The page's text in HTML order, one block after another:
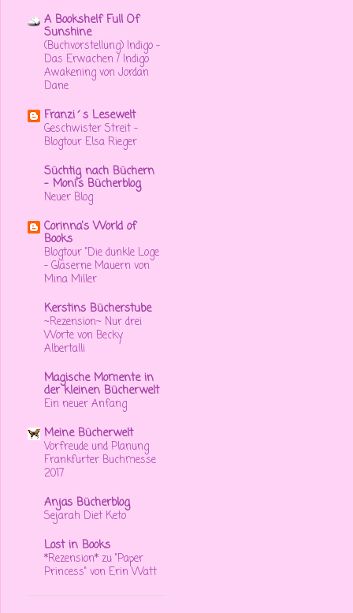
A Bookshelf Full Of
Sunshine
(Buchvorstellung) Indigo -
Das Erwachen / Indigo
Awakening von Jordan
Dane
Franzi´s Lesewelt
Geschwister Streit -
Blogtour Elsa Rieger
Süchtig nach Büchern
- Moni's Bücherblog
Neuer Blog
Corinna's World of
Books
Blogtour "Die dunkle Loge
- Gläserne Mauern von
Mina Miller
Kerstins Bücherstube
~Rezension~ Nur drei
Worte von Becky
Albertalli
Magische Momente in
der kleinen Bücherwelt
Ein neuer Anfang
Meine Bücherwelt
Vorfreude und Planung
Frankfurter Buchmesse
2017
Anjas Bücherblog
Sejarah Diet Keto
Lost in Books
*Rezension* zu "Paper
Princess" von Erin Watt